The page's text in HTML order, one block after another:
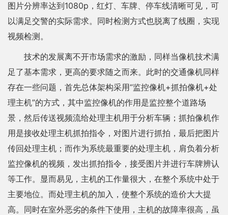
图片分辨率达到1080p，红灯、车牌、停车线清晰可见，可
以满足交警的实际需求。同时检测方式也脱离了线圈，实现
视频检测。
技术的发展离不开市场需求的激励，同样当像机技术满
足了基本需求，更高的要求随之而来。此时的交通像机同样
存在一些问题，首先总体架构采用“监控像机+抓拍像机+处
理主机”的方式，其中监控像机的作用是监控整个道路场
景，然后传送视频流给处理主机用于分析车辆；抓拍像机作
用是接收处理主机抓拍指令，对图片进行抓拍，最后把图片
传回处理主机；而作为系统最重要的处理主机，肩负着分析
监控像机的视频，发出抓拍指令，接受图片并进行车牌辨认
等工作。显而易见，主机的工作量很大，在整个系统中处于
主要地位。而处理主机的加入，使整个系统的造价大大提
高。同时在室外恶劣的条件下使用，主机的故障率很高，虽